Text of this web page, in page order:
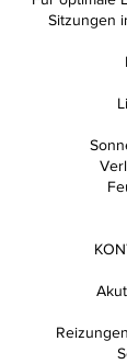
Sitzungen